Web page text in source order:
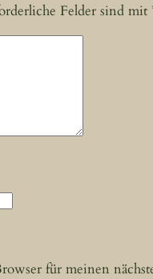
Felder sind mit
für meinen